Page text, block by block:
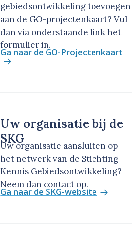
gebiedsontwikkeling toevoegen
aan de GO-projectenkaart? Vul
dan via onderstaande link het
formulier in.
Ga naar de GO-Projectenkaart
Uw organisatie bij de
SKG
Uw organisatie aansluiten op
het netwerk van de Stichting
Kennis Gebiedsontwikkeling?
Neem dan contact op.
Ga naar de SKG-website